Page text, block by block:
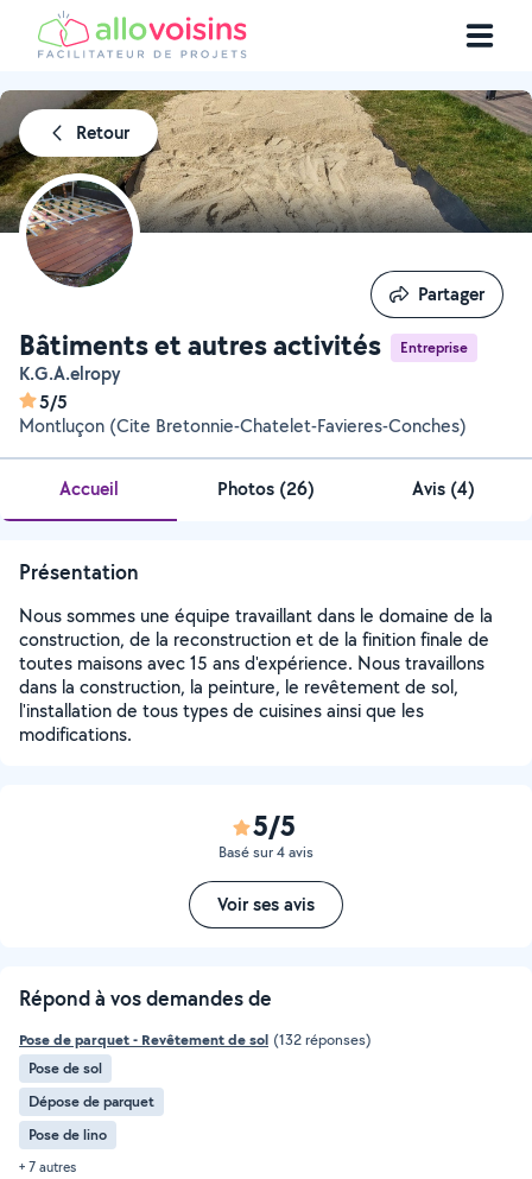
Retour
Bâtiments et autres activités Entreprise
K.G.A.elropy
5/5
Montluçon (Cite Bretonnie-Chatelet-Favieres-Conches)
Partager
Partager
Accueil Photos (26) Avis (4)
Présentation
Nous sommes une équipe travaillant dans le domaine de la
construction, de la reconstruction et de la finition finale de
toutes maisons avec 15 ans d'expérience. Nous travaillons
dans la construction, la peinture, le revêtement de sol,
l'installation de tous types de cuisines ainsi que les
modifications.
5/5
Basé sur 4 avis
Voir ses avis
Répond à vos demandes de
Pose de parquet - Revêtement de sol (132 réponses)
Pose de sol
Dépose de parquet
Pose de lino
+ 7 autres